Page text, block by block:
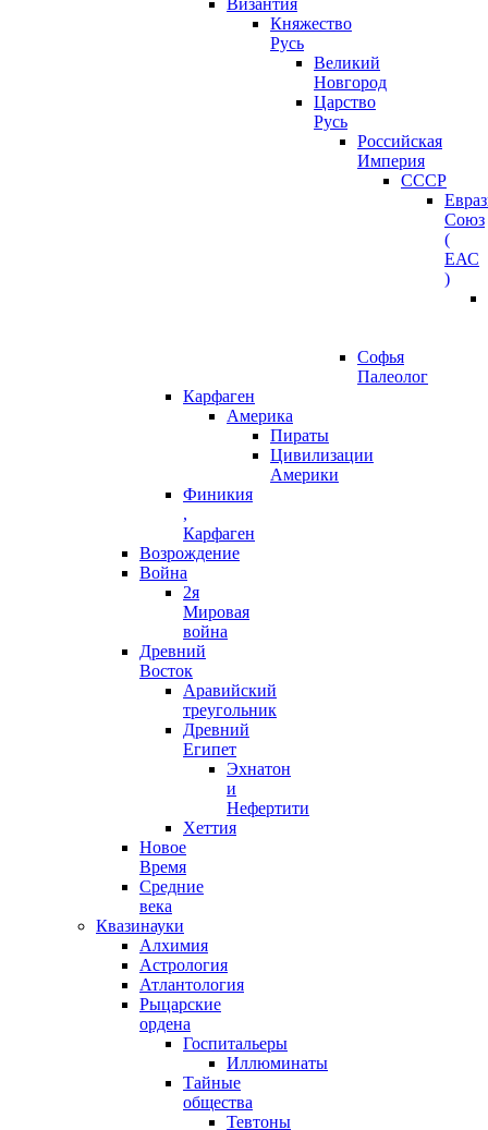
Княжество
Русь
Великий
Новгород
Царство
Русь
Российская
Империя
СССР
Союз
(
ЕАС
)
Софья
Палеолог
Карфаген
Америка
Пираты
Цивилизации
Америки
Финикия
,
Карфаген
Возрождение
Война
2я
Мировая
война
Древний
Восток
Аравийский
треугольник
Древний
Египет
Эхнатон
и
Нефертити
Хеттия
Новое
Время
Средние
века
Квазинауки
Алхимия
Астрология
Атлантология
Рыцарские
ордена
Госпитальеры
Иллюминаты
Тайные
общества
Тевтоны